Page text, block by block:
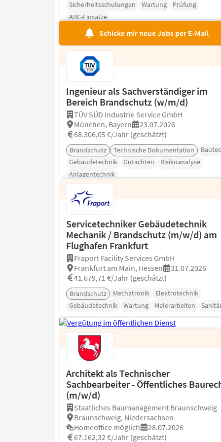
Sicherheitsschulungen Wartung
Prüfung
ABC-Einsätze
Schicke mir neue Jobs per E-Mail
Ingenieur als Sachverständiger im
Bereich Brandschutz (w/m/d)
TÜV SÜD Industrie Service GmbH
München, Bayern
23.07.2026
68.306,05 €/Jahr (geschätzt)
Brandschutz Technische Dokumentation
Gebäudetechnik
Gutachten
Risikoanalyse
Anlagentechnik
Servicetechniker Gebäudetechnik
Mechanik / Brandschutz (m/w/d) am
Flughafen Frankfurt
Fraport Facility Services GmbH
Frankfurt am Main, Hessen
31.07.2026
41.679,71 €/Jahr (geschätzt)
Brandschutz Mechatronik
Elektrotechnik
Gebäudetechnik
Wartung Malerarbeiten
Architekt als Technischer
Sachbearbeiter - Öffentliches
(m/w/d)
Staatliches Baumanagement Braunschweig
Braunschweig, Niedersachsen
Homeoffice möglich
28.07.2026
67.162,32 €/Jahr (geschätzt)